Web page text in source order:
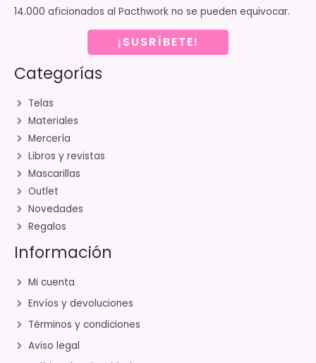
14.000 aficionados al Pacthwork no se pueden equivocar.
¡SUSRÍBETE!
Categorías
Telas
Materiales
Mercería
Libros y revistas
Mascarillas
Outlet
Novedades
Regalos
Información
Mi cuenta
Envíos y devoluciones
Términos y condiciones
Aviso legal